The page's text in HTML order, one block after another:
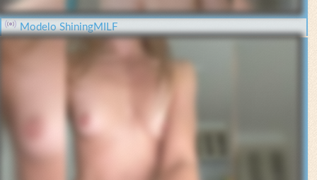
Modelo ShiningMILF